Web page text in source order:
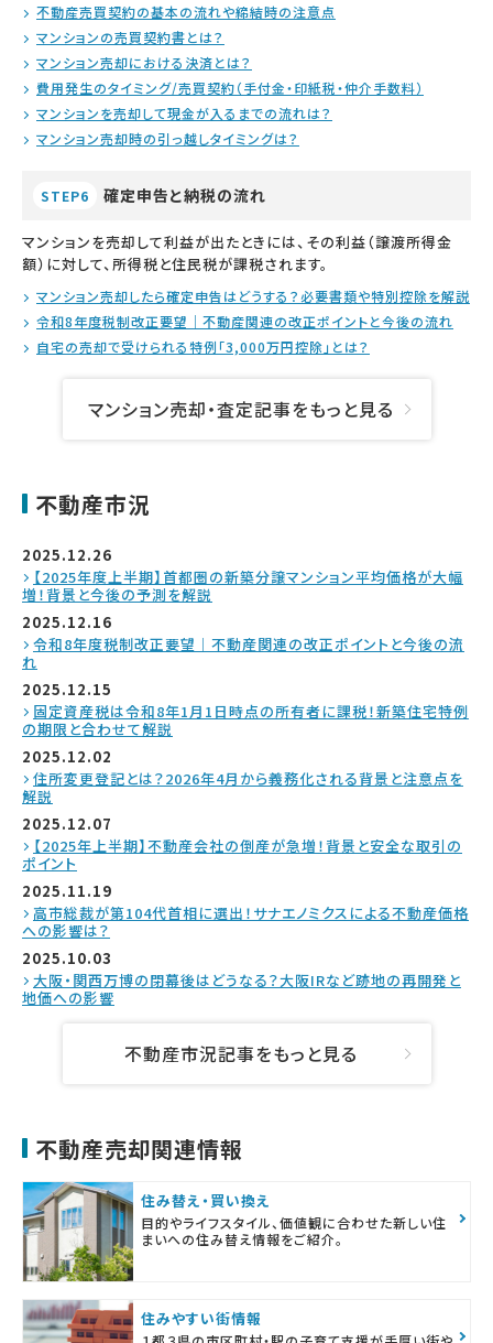
不動産売買契約の基本の流れや締結時の注意点
マンションの売買契約書とは？
マンション売却における決済とは？
費用発生のタイミング/売買契約（手付金・印紙税・仲介手数料）
マンションを売却して現金が入るまでの流れは？
マンション売却時の引っ越しタイミングは？
STEP6 確定申告と納税の流れ
マンションを売却して利益が出たときには、その利益（譲渡所得金
額）に対して、所得税と住民税が課税されます。
マンション売却したら確定申告はどうする？必要書類や特別控除を解説
令和8年度税制改正要望｜不動産関連の改正ポイントと今後の流れ
自宅の売却で受けられる特例「3,000万円控除」とは？
マンション売却・査定記事をもっと見る
不動産市況
2025.12.26
【2025年度上半期】首都圏の新築分譲マンション平均価格が大幅
増！背景と今後の予測を解説
2025.12.16
令和8年度税制改正要望｜不動産関連の改正ポイントと今後の流
れ
2025.12.15
固定資産税は令和8年1月1日時点の所有者に課税！新築住宅特例
の期限と合わせて解説
2025.12.02
住所変更登記とは？2026年4月から義務化される背景と注意点を
解説
2025.12.07
【2025年上半期】不動産会社の倒産が急増！背景と安全な取引の
ポイント
2025.11.19
高市総裁が第104代首相に選出！サナエノミクスによる不動産価格
への影響は？
2025.10.03
大阪・関西万博の閉幕後はどうなる？大阪IRなど跡地の再開発と
地価への影響
不動産市況記事をもっと見る
不動産売却関連情報
住み替え・買い換え
目的やライフスタイル、価値観に合わせた新しい住
まいへの住み替え情報をご紹介。
住みやすい街情報